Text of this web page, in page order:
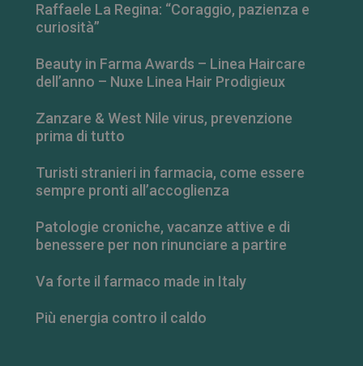
Raffaele La Regina: “Coraggio, pazienza e
curiosità”
Beauty in Farma Awards – Linea Haircare
dell’anno – Nuxe Linea Hair Prodigieux
Zanzare & West Nile virus, prevenzione
prima di tutto
Turisti stranieri in farmacia, come essere
sempre pronti all’accoglienza
Patologie croniche, vacanze attive e di
benessere per non rinunciare a partire
Va forte il farmaco made in Italy
Più energia contro il caldo
tenere traccia
VISITOR_INFO1_LIVE
Google LLC
.youtube.com
5 mesi 4
settimane